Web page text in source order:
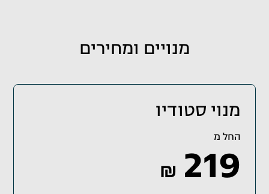
מנויים ומחירים
מנוי סטודיו
החל מ
₪ 219